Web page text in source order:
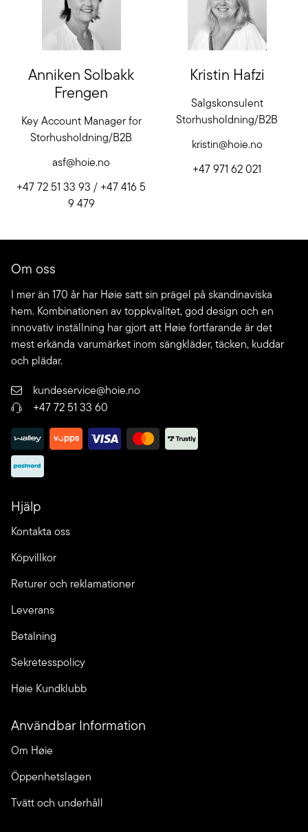
Anniken Solbakk
Frengen
Key Account Manager for
Storhusholdning/B2B
asf@hoie.no
+47 72 51 33 93 / +47 416 5
9 479
Kristin Hafzi
Salgskonsulent
Storhusholdning/B2B
kristin@hoie.no
+47 971 62 021
Om oss
I mer än 170 år har Høie satt sin prägel på skandinaviska
hem. Kombinationen av toppkvalitet, god design och en
innovativ inställning har gjort att Høie fortfarande är det
mest erkända varumärket inom sängkläder, täcken, kuddar
och plädar.
kundeservice@hoie.no
+47 72 51 33 60
Hjälp
Kontakta oss
Köpvillkor
Returer och reklamationer
Leverans
Betalning
Sekretesspolicy
Høie Kundklubb
Användbar Information
Om Høie
Öppenhetslagen
Tvätt och underhåll